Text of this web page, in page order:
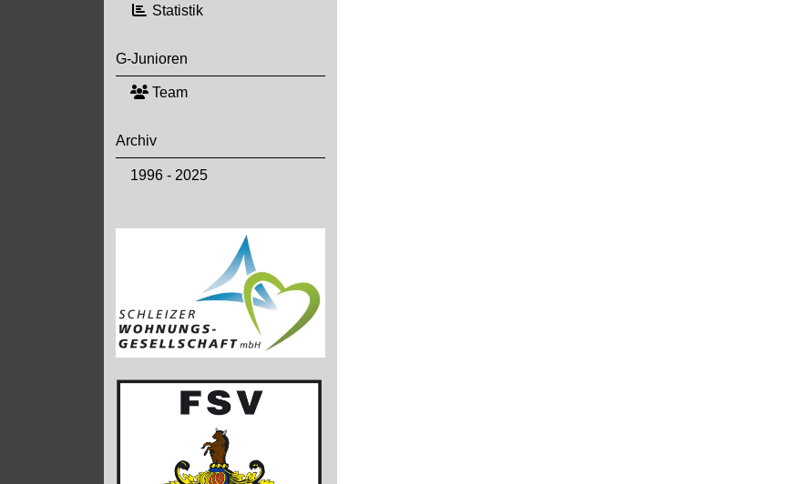
Statistik
G-Junioren
Team
Archiv
1996 - 2025